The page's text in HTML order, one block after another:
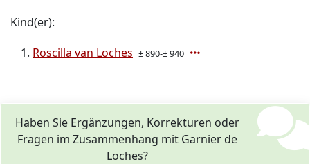
Kind(er):
Roscilla van Loches ± 890-± 940
Haben Sie Ergänzungen, Korrekturen oder
Fragen im Zusammenhang mit Garnier de
Loches?